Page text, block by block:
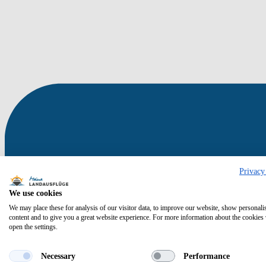
We use cookies
We may place these for analysis of our visitor data, to improve our website, show
content and to give you a great website experience. For more information about the cookies
open the settings.
Necessary Performance